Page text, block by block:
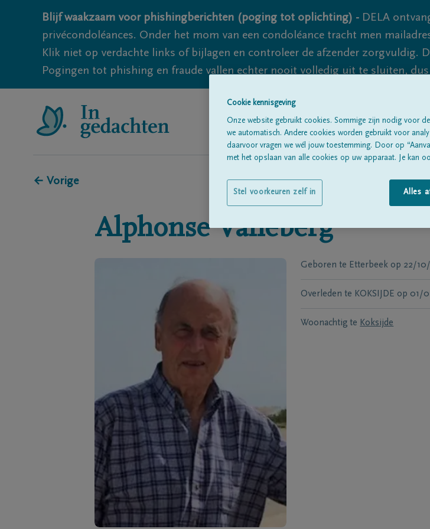
Blijf waakzaam voor phishingberichten (poging tot oplichting) - DELA
privécondoléances. Onder het mom van een condoléance tracht men
Klik niet op verdachte links of bijlagen en controleer de afzender zorgvuldig.
Pogingen tot phishing en fraude vallen echter nooit volledig uit te sluiten, dus
Alle
← Vorige
Alphonse Vaneberg
Geboren te Etterbeek op 22/10/
Overleden te KOKSIJDE op 01/
Woonachtig te Koksijde
Cookie kennisgeving
Onze website gebruikt cookies. Sommige zijn nodig voor
we automatisch. Andere cookies worden gebruikt voor
daarvoor vragen we wél jouw toestemming. Door op
met het opslaan van alle cookies op uw apparaat. Je kan
Alles
Stel voorkeuren zelf in